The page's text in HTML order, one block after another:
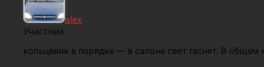
alex
Участник
кольцевик в порядке — в салоне свет гаснет. В общем